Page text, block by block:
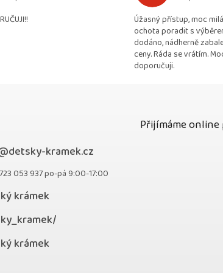
Úžasný přístup, moc
ochota poradit s
dodáno, nádherně
ceny. Ráda se vrátím.
doporučuji.
detsky-kramek.cz
053 937 po-pá 9:00-17:00
krámek
krámek
Přijímáme